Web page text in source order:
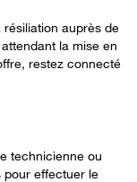
résiliation auprès de
la mise en
restez connecté
technicienne ou
pour effectuer le